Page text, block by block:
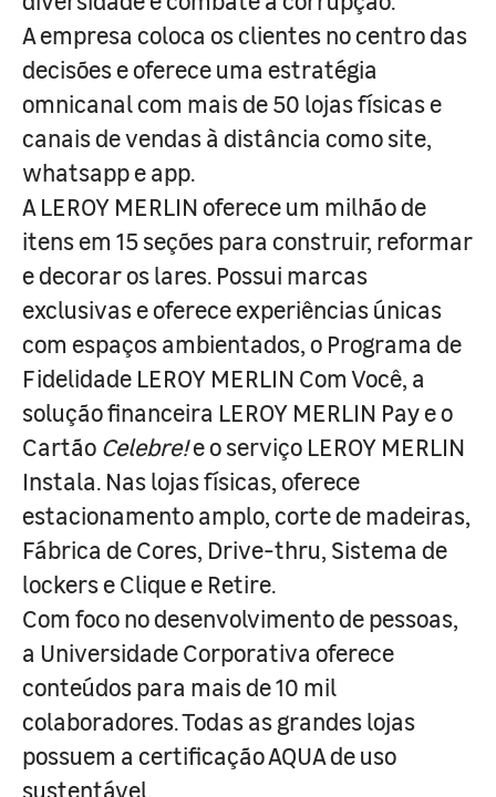
A empresa coloca os clientes no centro das
decisões e oferece uma estratégia
omnicanal com mais de 50 lojas físicas e
canais de vendas à distância como site,
whatsapp e app.
A LEROY MERLIN oferece um milhão de
itens em 15 seções para construir, reformar
e decorar os lares. Possui marcas
exclusivas e oferece experiências únicas
com espaços ambientados, o Programa de
Fidelidade LEROY MERLIN Com Você, a
solução financeira LEROY MERLIN Pay e o
Cartão Celebre!e o serviço LEROY MERLIN
Instala. Nas lojas físicas, oferece
estacionamento amplo, corte de madeiras,
Fábrica de Cores, Drive-thru, Sistema de
lockers e Clique e Retire.
Com foco no desenvolvimento de pessoas,
a Universidade Corporativa oferece
conteúdos para mais de 10 mil
colaboradores. Todas as grandes lojas
possuem a certificação AQUA de uso
sustentável.